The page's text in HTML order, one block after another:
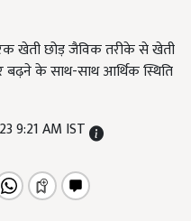
खेती छोड़ जैविक तरीके से खेती
के साथ-साथ आर्थिक स्थिति
9:21 AM IST